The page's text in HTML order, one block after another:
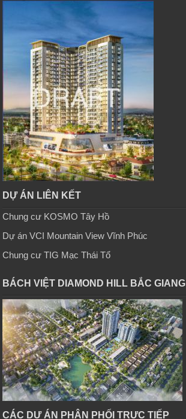
DỰ ÁN LIÊN KẾT
Chung cư KOSMO Tây Hồ
Dự án VCI Mountain View Vĩnh Phúc
Chung cư TIG Mạc Thái Tổ
BÁCH VIỆT DIAMOND HILL BẮC GIANG
CÁC DỰ ÁN PHÂN PHỐI TRỰC TIẾP